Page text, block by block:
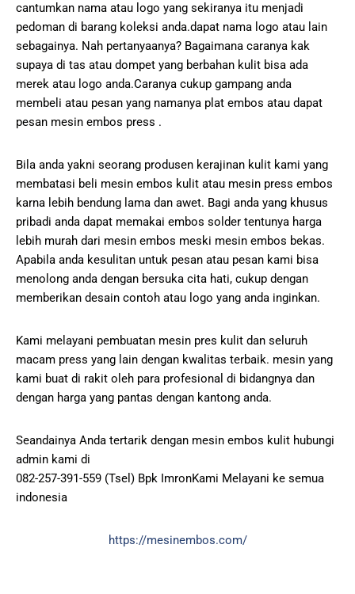
cantumkan nama atau logo yang sekiranya itu menjadi
pedoman di barang koleksi anda.dapat nama logo atau lain
sebagainya. Nah pertanyaanya? Bagaimana caranya kak
supaya di tas atau dompet yang berbahan kulit bisa ada
merek atau logo anda.Caranya cukup gampang anda
membeli atau pesan yang namanya plat embos atau dapat
pesan mesin embos press .
Bila anda yakni seorang produsen kerajinan kulit kami yang
membatasi beli mesin embos kulit atau mesin press embos
karna lebih bendung lama dan awet. Bagi anda yang khusus
pribadi anda dapat memakai embos solder tentunya harga
lebih murah dari mesin embos meski mesin embos bekas.
Apabila anda kesulitan untuk pesan atau pesan kami bisa
menolong anda dengan bersuka cita hati, cukup dengan
memberikan desain contoh atau logo yang anda inginkan.
Kami melayani pembuatan mesin pres kulit dan seluruh
macam press yang lain dengan kwalitas terbaik. mesin yang
kami buat di rakit oleh para profesional di bidangnya dan
dengan harga yang pantas dengan kantong anda.
Seandainya Anda tertarik dengan mesin embos kulit hubungi
admin kami di
082-257-391-559 (Tsel) Bpk ImronKami Melayani ke semua
indonesia
https://mesinembos.com/